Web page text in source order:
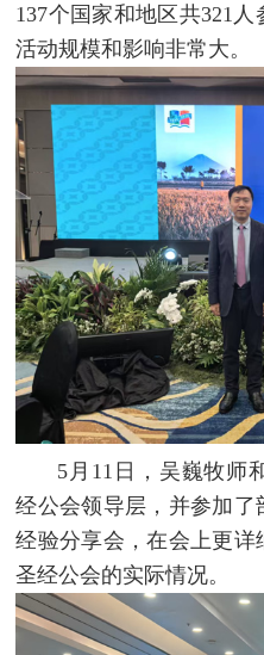
137个国家和地区共321
活动规模和影响非常大。
5月11日，吴巍牧师
经公会领导层，并参加
经验分享会，在会上更
圣经公会的实际情况。